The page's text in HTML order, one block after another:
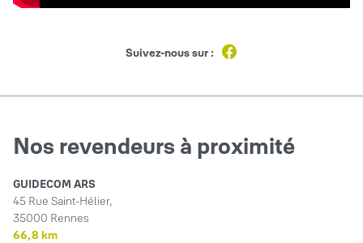
Suivez-nous sur :
Nos revendeurs à proximité
GUIDECOM ARS
45 Rue Saint-Hélier,
35000 Rennes
66,8 km